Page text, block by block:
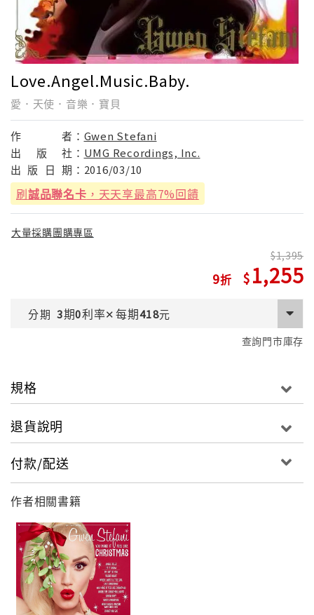
Love.Angel.Music.Baby.
愛．天使．音樂．寶貝
作 者： Gwen Stefani
出
版 社： UMG Recordings, Inc.
出 版 日 期： 2016/03/10
刷誠品聯名卡 ，天天享最高7%回饋
大量採購團購專區
9
1,395
1,255
分期 3期0利率✕每期418元
查詢門市庫存
規格
退貨說明
付款/配送
作者相關書籍